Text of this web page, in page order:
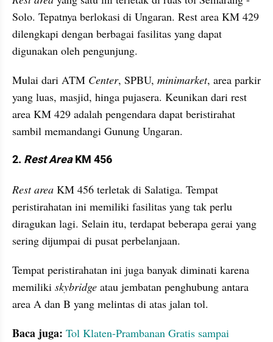
Solo. Tepatnya berlokasi di Ungaran. Rest area KM 429
dilengkapi dengan berbagai fasilitas yang dapat
digunakan oleh pengunjung.
Mulai dari ATM Center, SPBU, minimarket, area parkir
yang luas, masjid, hinga pujasera. Keunikan dari rest
area KM 429 adalah pengendara dapat beristirahat
sambil memandangi Gunung Ungaran.
2. Rest Area KM 456
Rest area KM 456 terletak di Salatiga. Tempat
peristirahatan ini memiliki fasilitas yang tak perlu
diragukan lagi. Selain itu, terdapat beberapa gerai yang
sering dijumpai di pusat perbelanjaan.
Tempat peristirahatan ini juga banyak diminati karena
memiliki skybridge atau jembatan penghubung antara
area A dan B yang melintas di atas jalan tol.
Baca juga: Tol Klaten-Prambanan Gratis sampai